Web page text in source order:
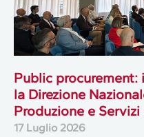
Public
la Direzione
Produzione e
17 Luglio 2026